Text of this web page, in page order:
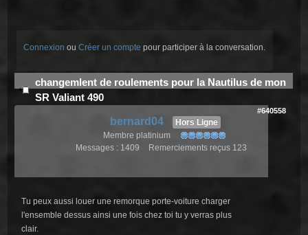
Connexion ouCréer un compte pour participer à la conversation.
changemlent de roulements pour la Nautilus de mon
SR Valiant 490
#640558
bernard04
Hors Ligne
Membre platinium
Messages : 1409
Remerciements reçus 123
Tu peux aussi louer une remorque porte-voiture charger
l'ensemble dessus ainsi une fois chez toi tu y verras plus
clair.